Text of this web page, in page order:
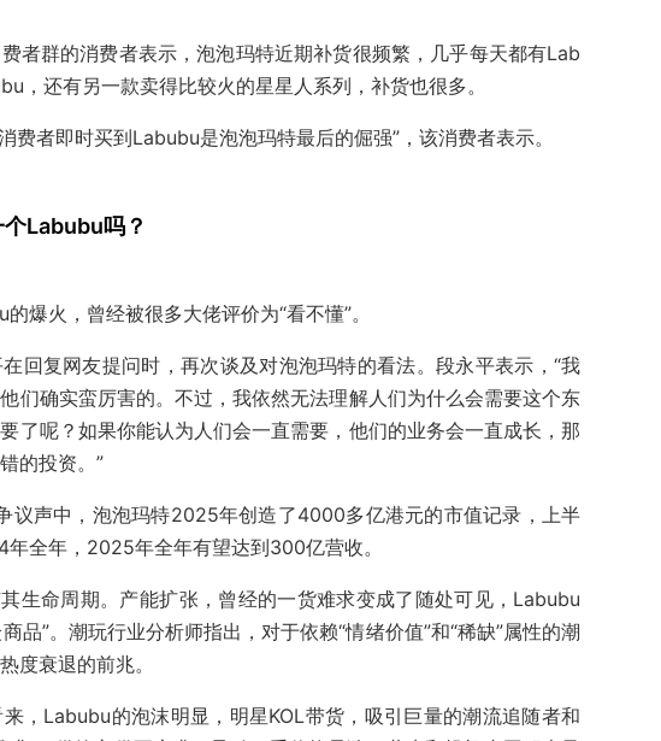
者群的消费者表示，泡泡玛特近期补货很频繁，几乎每天都有Lab
，还有另一款卖得比较火的星星人系列，补货也很多。
费者即时买到Labubu是泡泡玛特最后的倔强”，该消费者表示。
Labubu吗？
爆火，曾经被很多大佬评价为“看不懂”。
回复网友提问时，再次谈及对泡泡玛特的看法。段永平表示，“我
们确实蛮厉害的。不过，我依然无法理解人们为什么会需要这个东
了呢？如果你能认为人们会一直需要，他们的业务会一直成长，那
的投资。”
议声中，泡泡玛特2025年创造了4000多亿港元的市值记录，上半
全年，2025年全年有望达到300亿营收。
生命周期。产能扩张，曾经的一货难求变成了随处可见，Labubu
品”。潮玩行业分析师指出，对于依赖“情绪价值”和“稀缺”属性的潮
度衰退的前兆。
，Labubu的泡沫明显，明星KOL带货，吸引巨量的潮流追随者和